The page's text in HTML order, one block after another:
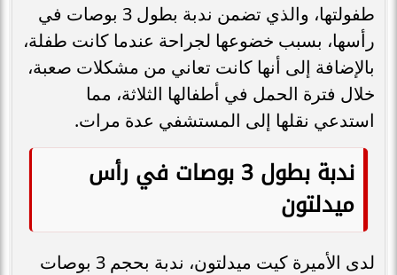
طفولتها، والذي تضمن ندبة بطول 3 بوصات في
رأسها، بسبب خضوعها لجراحة عندما كانت طفلة،
بالإضافة إلى أنها كانت تعاني من مشكلات صعبة،
خلال فترة الحمل في أطفالها الثلاثة، مما
استدعي نقلها إلى المستشفي عدة مرات.
ندبة بطول 3 بوصات في رأس
ميدلتون
لدى الأميرة كيت ميدلتون، ندبة بحجم 3 بوصات